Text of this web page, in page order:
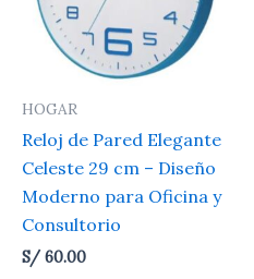
HOGAR
Reloj de Pared Elegante
Celeste 29 cm – Diseño
Moderno para Oficina y
Consultorio
S/ 60.00